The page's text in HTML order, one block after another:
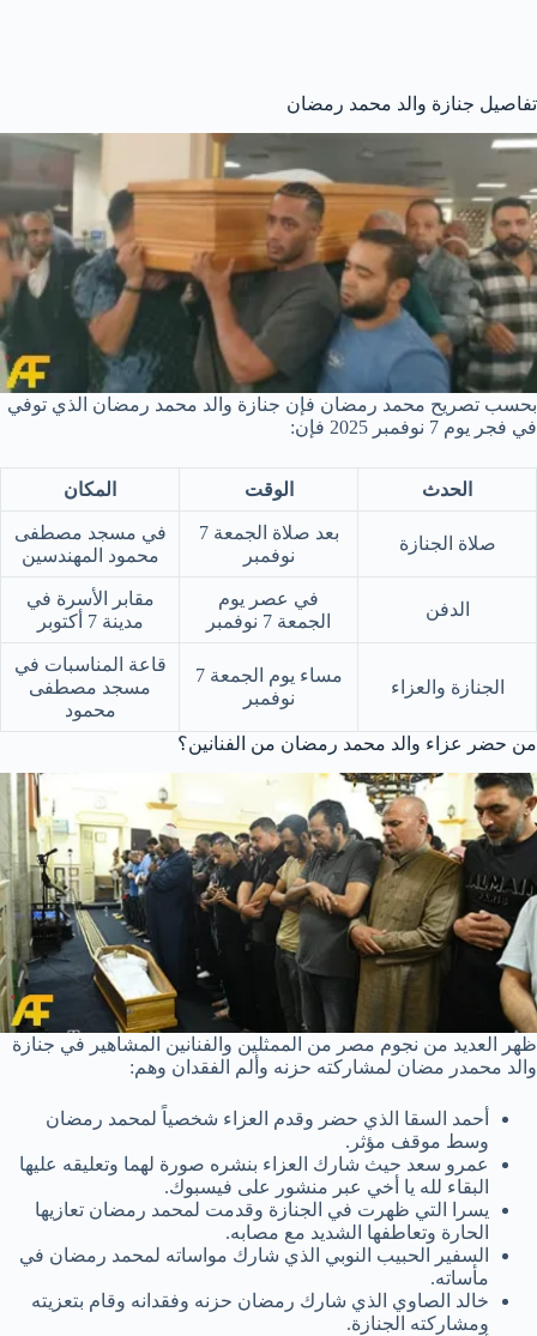
تفاصيل جنازة والد محمد رمضان
بحسب تصريح محمد رمضان فإن جنازة والد محمد رمضان الذي توفي
في فجر يوم 7 نوفمبر 2025 فإن:
الحدث الوقت المكان
صلاة الجنازة
بعد صلاة الجمعة 7
نوفمبر
في مسجد مصطفى
محمود المهندسين
الدفن
في عصر يوم
الجمعة 7 نوفمبر
مقابر الأسرة في
مدينة 7 أكتوبر
الجنازة والعزاء
مساء يوم الجمعة 7
نوفمبر
قاعة المناسبات في
مسجد مصطفى
محمود
من حضر عزاء والد محمد رمضان من الفنانين؟
ظهر العديد من نجوم مصر من الممثلين والفنانين المشاهير في جنازة
والد محمدر مضان لمشاركته حزنه وألم الفقدان وهم:
أحمد السقا الذي حضر وقدم العزاء شخصياً لمحمد رمضان
وسط موقف مؤثر.
عمرو سعد حيث شارك العزاء بنشره صورة لهما وتعليقه عليها
البقاء لله يا أخي عبر منشور على فيسبوك.
يسرا التي ظهرت في الجنازة وقدمت لمحمد رمضان تعازيها
الحارة وتعاطفها الشديد مع مصابه.
السفير الحبيب النوبي الذي شارك مواساته لمحمد رمضان في
مأساته.
خالد الصاوي الذي شارك رمضان حزنه وفقدانه وقام بتعزيته
ومشاركته الجنازة.